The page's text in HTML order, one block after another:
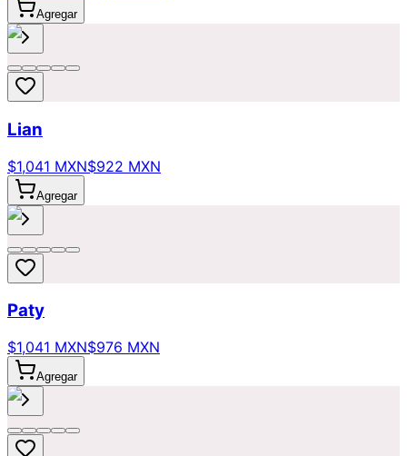
Agregar
Lian
$1,041 MXN$922 MXN
Agregar
Paty
$1,041 MXN$976 MXN
Agregar